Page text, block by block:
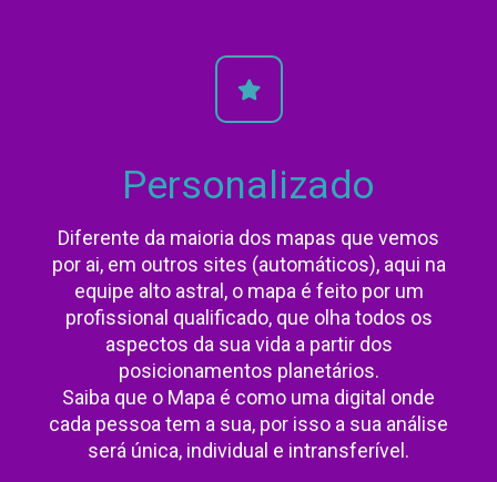
Personalizado
Diferente da maioria dos mapas que vemos
por ai, em outros sites (automáticos), aqui na
equipe alto astral, o mapa é feito por um
profissional qualificado, que olha todos os
aspectos da sua vida a partir dos
posicionamentos planetários.
Saiba que o Mapa é como uma digital onde
cada pessoa tem a sua, por isso a sua análise
será única, individual e intransferível.